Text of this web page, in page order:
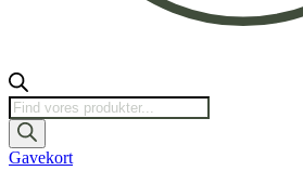
Products
search
Gavekort